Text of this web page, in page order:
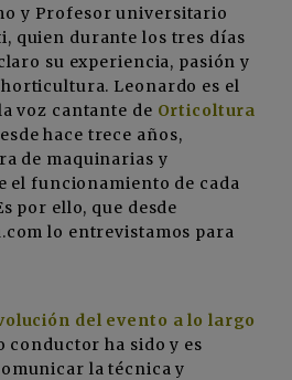
y Profesor universitario
quien durante los tres días
su experiencia, pasión y
Leonardo es el
voz cantante de Orticoltura
hace trece años,
de maquinarias y
el funcionamiento de cada
por ello, que desde
lo entrevistamos para
del evento a lo largo
conductor ha sido y es
la técnica y